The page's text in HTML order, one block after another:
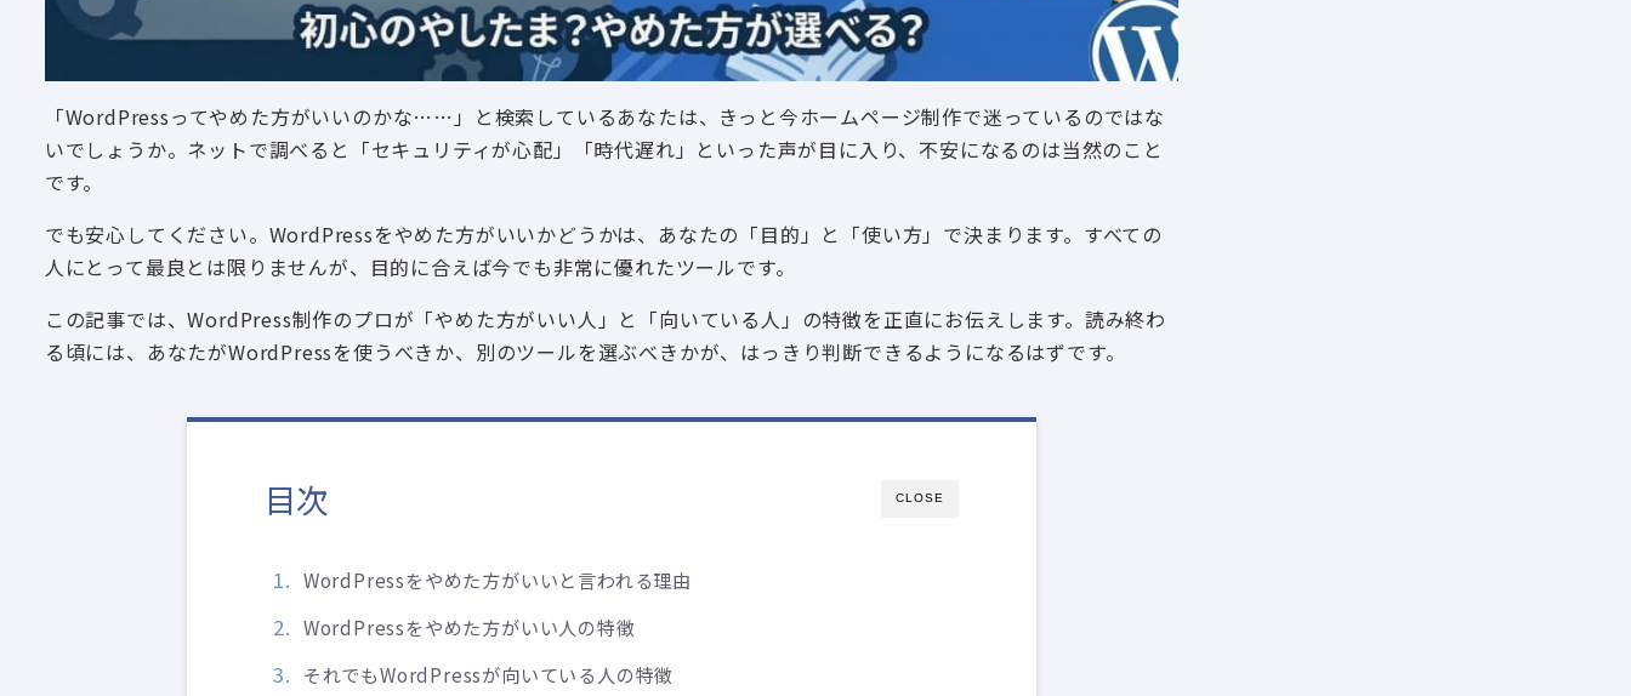
「WordPressってやめた方がいいのかな……」と検索しているあなたは、きっと今ホームページ制作で迷っているのではな
いでしょうか。ネットで調べると「セキュリティが心配」「時代遅れ」といった声が目に入り、不安になるのは当然のこと
です。
でも安心してください。WordPressをやめた方がいいかどうかは、あなたの「目的」と「使い方」で決まります。すべての
人にとって最良とは限りませんが、目的に合えば今でも非常に優れたツールです。
この記事では、WordPress制作のプロが「やめた方がいい人」と「向いている人」の特徴を正直にお伝えします。読み終わ
る頃には、あなたがWordPressを使うべきか、別のツールを選ぶべきかが、はっきり判断できるようになるはずです。
CLOSE
目次
WordPressをやめた方がいいと言われる理由
WordPressをやめた方がいい人の特徴
それでもWordPressが向いている人の特徴